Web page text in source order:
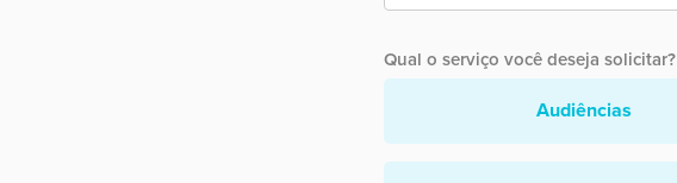
Qual o serviço você deseja solicitar?
Audiências